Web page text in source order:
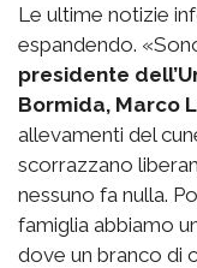
Le ultime notizie
espandendo.
presidente
Bormida, Marco
allevamenti del
scorrazzano
nessuno fa nulla.
famiglia abbiamo
dove un branco di